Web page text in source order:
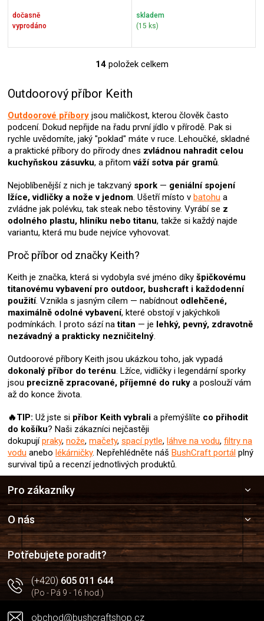
dočasně
vyprodáno
skladem
(15 ks)
O
l
d
a
c
í
p
r
k
y
v
ý
p
s
14 položek celkem
Outdoorový příbor Keith
Outdoorové příbory jsou maličkost, kterou člověk často
podcení. Dokud nepřijde na řadu první jídlo v přírodě. Pak si
rychle uvědomíte, jaký "poklad" máte v ruce. Lehoučké, skladné
a praktické příbory do přírody dnes zvládnou nahradit celou
kuchyňskou zásuvku, a přitom váží sotva pár gramů.
Nejoblíbenější z nich je takzvaný spork — geniální spojení
lžíce, vidličky a nože v jednom. Ušetří místo v batohu a
zvládne jak polévku, tak steak nebo těstoviny. Vyrábí se z
odolného plastu, hliníku nebo titanu, takže si každý najde
variantu, která mu bude nejvíce vyhovovat.
Proč příbor od značky Keith?
Keith je značka, která si vydobyla své jméno díky špičkovému
titanovému vybavení pro outdoor, bushcraft i každodenní
použití. Vznikla s jasným cílem — nabídnout odlehčené,
maximálně odolné vybavení, které obstojí v jakýchkoli
podmínkách. I proto sází natitan — je lehký, pevný, zdravotně
nezávadný a prakticky nezničitelný.
Outdoorové příbory Keith jsou ukázkou toho, jak vypadá
dokonalý příbor do terénu. Lžíce, vidličky i legendární sporky
jsou precizně zpracované, příjemné do ruky a poslouží vám
až do konce života.
🔥TIP: Už jste si příbor Keithvybrali a přemýšlíte co přihodit
do košíku? Naši zákazníci nejčastěji
dokupujípraky, nože, mačety, spací pytle, láhve na vodu, filtry na
vodu anebo lékárničky. Nepřehlédněte náš BushCraft portál plný
survival tipů a recenzí jednotlivých produktů.
a
t
í
Pro zákazníky
O nás
Potřebujete poradit?
(+420)605 011 644
(Po - Pá 9 - 16 hod.)
obchod@bushcraftshop.cz